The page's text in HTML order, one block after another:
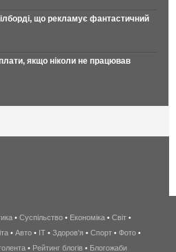
що рекламує фантастичний
якщо ніколи не працював
беспроводной
интернет
киев
• Суспільство • Економіка • Світ •
• Авто • IT • Здоров'я • Спорт • Фото •
• Рейтинг блогів • Блогожаби